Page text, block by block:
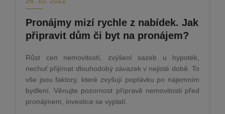
Pronájmy mizí rychle z nabídek. Jak
připravit dům či byt na pronájem?
Růst cen nemovitostí, zvýšení sazeb u hypoték,
nechuť přijímat dlouhodobý závazek v nejisté době. To
vše jsou faktory, které zvyšují poptávku po nájemním
bydlení. Věnujte pozornost přípravě nemovitosti před
pronájmem, investice se vyplatí.